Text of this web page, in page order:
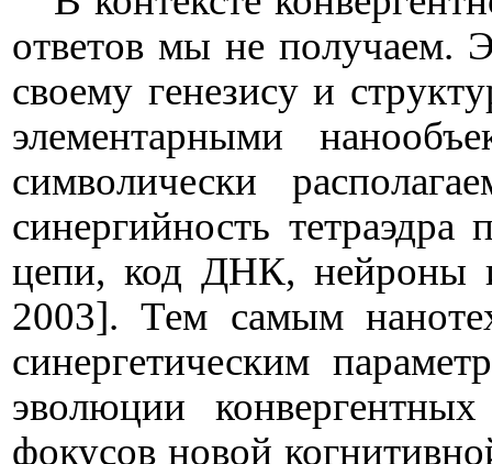
ответов мы не получаем.
своему генезису и
элементарными
символически
синергийность
цепи, код ДНК, нейроны
2003]. Тем самым
синергетическим
эволюции
фокусов новой